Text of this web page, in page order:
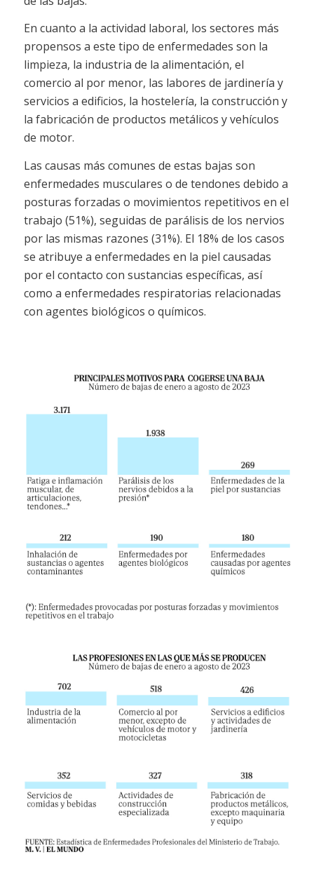
En cuanto a la actividad laboral, los sectores más
propensos a este tipo de enfermedades son la
limpieza, la industria de la alimentación, el
comercio al por menor, las labores de jardinería y
servicios a edificios, la hostelería, la construcción y
la fabricación de productos metálicos y vehículos
de motor.
Las causas más comunes de estas bajas son
enfermedades musculares o de tendones debido a
posturas forzadas o movimientos repetitivos en el
trabajo (51%), seguidas de parálisis de los nervios
por las mismas razones (31%). El 18% de los casos
se atribuye a enfermedades en la piel causadas
por el contacto con sustancias específicas, así
como a enfermedades respiratorias relacionadas
con agentes biológicos o químicos.